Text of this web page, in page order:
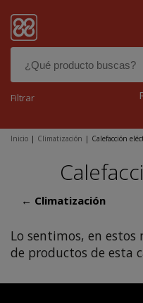
Filtrar
Inicio | Climatización | Calefacción
← Climatización
Lo sentimos, en
de productos de esta